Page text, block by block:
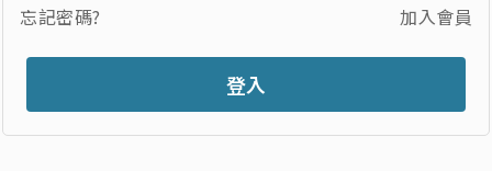
忘記密碼? 加入會員